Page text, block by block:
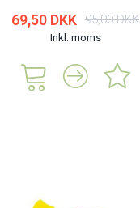
69,50 DKK 95,00 DKK
Inkl. moms